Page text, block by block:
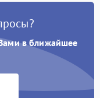
в ближайшее